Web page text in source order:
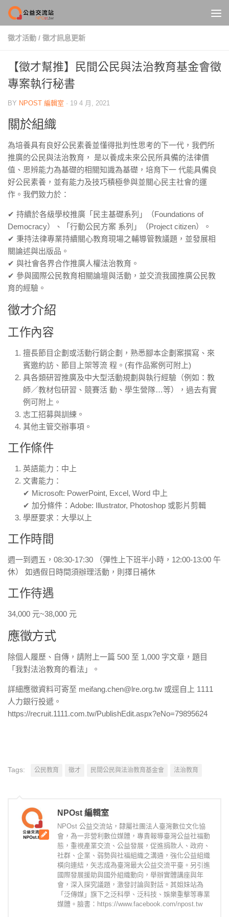
Skip to content
徵才活動 / 徵才訊息更新
【徵才幫推】民間公民與法治教育基金會徵
專案執行秘書
BY NPOST 編輯室 · 19 4 月, 2021
關於組織
為培養具有良好公民素養並懂得批判性思考的下一代，我們所
推廣的公民與法治教育， 是以養成未來公民所具備的法律價
值、思辨能力為基礎的相關知識為基礎，培育下一 代能具備良
好公民素養，並有能力及技巧積極參與並關心民主社會的運
作。我們致力於：
✔ 持續於各級學校推廣「民主基礎系列」（Foundations of
Democracy）、「行動公民方案 系列」（Project citizen）。
✔ 秉持法律專業持續關心教育現場之輔導管教議題，並發展相
關論述與出版品。
✔ 與社會各界合作推廣人權法治教育。
✔ 參與國際公民教育相關論壇與活動，並交流我國推廣公民教
育的經驗。
徵才介紹
工作內容
擅長節目企劃或活動行銷企劃，熟悉腳本企劃案撰寫、來
賓邀約訪、節目上架等流 程。(有作品案例可附上)
具各類研習推廣及中大型活動規劃與執行經驗（例如：教
師／教材包研習、競賽活 動、學生營隊…等），過去有實
例可附上。
志工招募與訓練。
其他主管交辦事項。
工作條件
英語能力：中上
文書能力：
✔ Microsoft: PowerPoint, Excel, Word 中上
✔ 加分條件：Adobe: Illustrator, Photoshop 或影片剪輯
學歷要求：大學以上
工作時間
週一到週五，08:30-17:30 （彈性上下班半小時，12:00-13:00 午
休） 如遇假日時間須辦理活動，則擇日補休
工作待遇
34,000 元~38,000 元
應徵方式
除個人履歷、自傳，請附上一篇 500 至 1,000 字文章，題目
「我對法治教育的看法」。
詳細應徵資料可寄至 meifang.chen@lre.org.tw 或逕自上 1111
人力銀行投遞。
https://recruit.1111.com.tw/PublishEdit.aspx?eNo=79895624
Tags: 公民教育 徵才 民間公民與法治教育基金會 法治教育
NPOst 編輯室
NPOst 公益交流站，隸屬社團法人臺灣數位文化協
會，為一非營利數位媒體，專責報導臺灣公益社福動
態，重視產業交流、公益發展，促進捐款人、政府、
社群、企業、弱勢與社福組織之溝通，強化公益組織
橫向連結，矢志成為臺灣最大公益交流平臺。另引進
國際發展援助與國外組織動向，舉辦實體講座與年
會，深入探究議題，激發討論與對話。其姐妹站為
「泛傳媒」旗下之泛科學、泛科技、娛樂重擊等專業
媒體。臉書：https://www.facebook.com/npost.tw